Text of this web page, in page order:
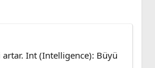
artar. Int (Intelligence): Büyü